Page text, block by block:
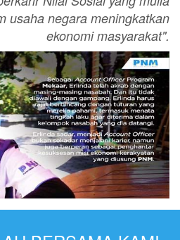
usaha negara meningkatkan
ekonomi masyarakat".